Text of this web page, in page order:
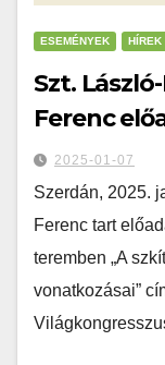
ESEMÉNYEK HÍREK
Szt.
Ferenc
2025-01-07
Szerdán, 2025.
Ferenc tart
teremben „A
vonatkozásai”